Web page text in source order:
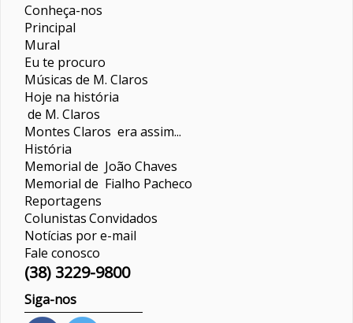
Conheça-nos
Principal
Mural
Eu te procuro
Músicas de M. Claros
Hoje na história
de M. Claros
Montes Claros era assim...
História
Memorial de João Chaves
Memorial de Fialho Pacheco
Reportagens
ColunistasConvidados
Notícias por e-mail
Fale conosco
(38) 3229-9800
Siga-nos